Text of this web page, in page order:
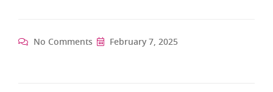
No Comments February 7, 2025